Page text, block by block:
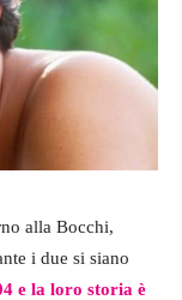
alla Bocchi,
i due si siano
e la loro storia è